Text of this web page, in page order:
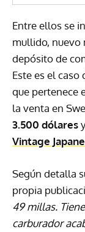
Entre ellos se
mullido, nuevo
depósito de
Este es el
que pertenece
la venta en
3.500 dólares
Vintage
Según detalla
propia
49 millas.
carburador